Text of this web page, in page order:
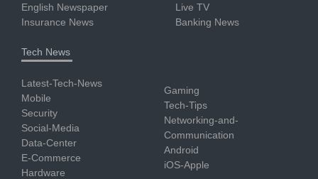
English Newspaper
Insurance News
Live TV
Banking News
Tech News
Latest-Tech-News
Mobile
Security
Social-Media
Data-Center
E-Commerce
Hardware
Gaming
Tech-Tips
Networking-and-
Communication
Android
iOS-Apple